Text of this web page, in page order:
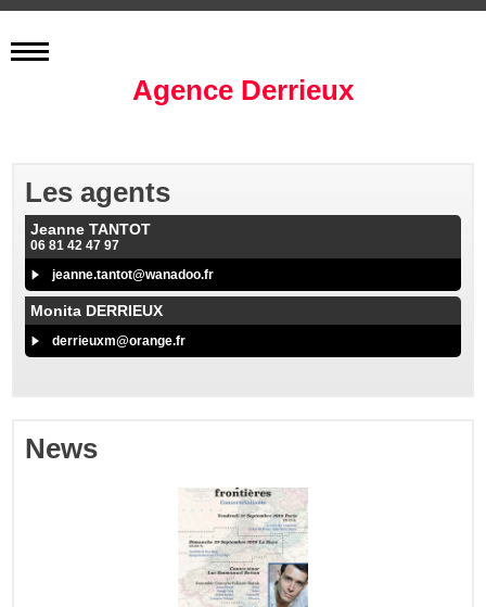
Agence Derrieux
News
Les agents
Jeanne TANTOT
06 81 42 47 97
jeanne.tantot@wanadoo.fr
Monita DERRIEUX
derrieuxm@orange.fr